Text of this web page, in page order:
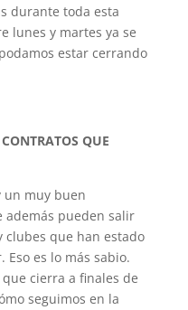
durante toda esta
lunes y martes ya se
estar cerrando
QUE
un muy buen
además pueden salir
clubes que han estado
Eso es lo más sabio.
cierra a finales de
seguimos en la